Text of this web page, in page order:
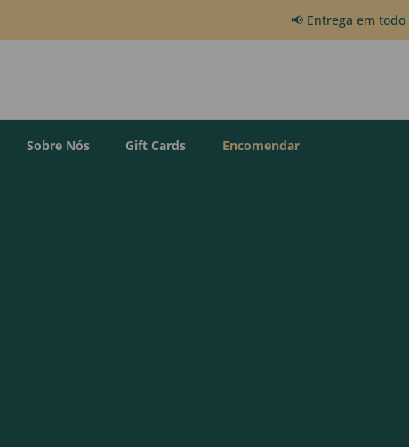
📢 Entrega em todo
Sobre Nós Gift Cards Encomendar